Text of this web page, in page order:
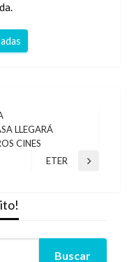
LLEGARÁ
CINES
Entrada
ETER